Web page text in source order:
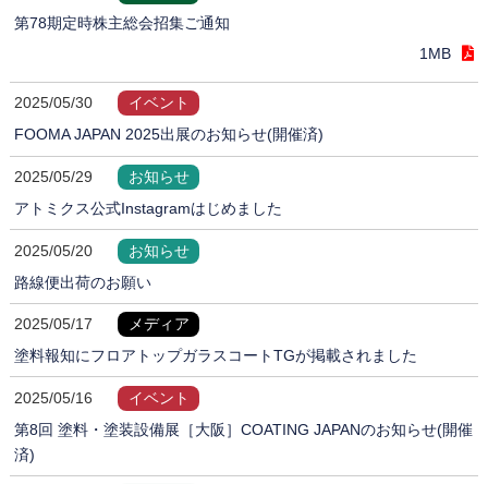
第78期定時株主総会招集ご通知
1MB
2025/05/30
イベント
FOOMA JAPAN 2025出展のお知らせ(開催済)
2025/05/29
お知らせ
アトミクス公式Instagramはじめました
2025/05/20
お知らせ
路線便出荷のお願い
2025/05/17
メディア
塗料報知にフロアトップガラスコートTGが掲載されました
2025/05/16
イベント
第8回 塗料・塗装設備展［大阪］COATING JAPANのお知らせ(開催
済)